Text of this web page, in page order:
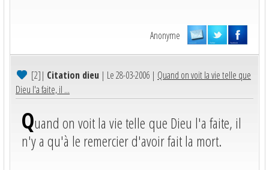
Anonyme
[2]| Citation dieu | Le 28-03-2006 | Quand on voit la vie telle que
Dieu l'a faite, il ...
Quand on voit la vie telle que Dieu l'a faite, il
n'y a qu'à le remercier d'avoir fait la mort.